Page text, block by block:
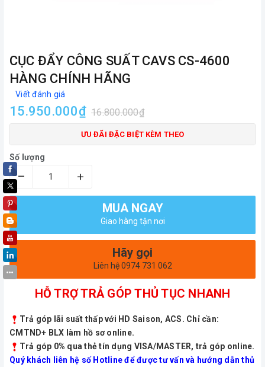
CỤC ĐẨY CÔNG SUẤT CAVS CS-4600
HÀNG CHÍNH HÃNG
Viết đánh giá
15.950.000₫ 16.800.000₫
ƯU ĐÃI ĐẶC BIỆT KÈM THEO
Số lượng
– +
MUA NGAY
Giao hàng tận nơi
Hãy gọi
Liên hệ 0974 731 062
HỖ TRỢ TRẢ GÓP THỦ TỤC NHANH
Trả góp lãi suất thấp với HD Saison, ACS. Chỉ cần:
CMTND+ BLX làm hồ sơ online.
Trả góp 0% qua thẻ tín dụng VISA/MASTER, trả góp online.
Quý khách liên hệ số Hotline để được tư vấn và hướng dẫn thủ